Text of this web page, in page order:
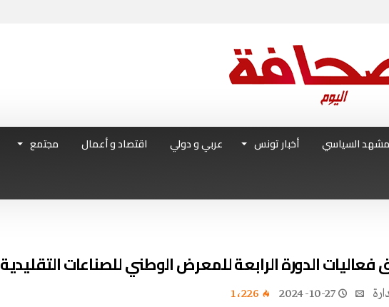
السياسي أخبار تونس عربي و دولي اقتصاد و أعمال مجتمع
فعاليات الدورة الرابعة للمعرض الوطني للصناعات التقليدية
2024-10-27 1٬226